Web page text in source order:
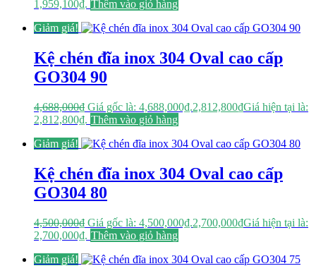
1,959,100₫. Thêm vào giỏ hàng
Giảm giá!
Kệ chén đĩa inox 304 Oval cao cấp
GO304 90
4,688,000₫ Giá gốc là: 4,688,000₫.2,812,800₫Giá hiện tại là:
2,812,800₫. Thêm vào giỏ hàng
Giảm giá!
Kệ chén đĩa inox 304 Oval cao cấp
GO304 80
4,500,000₫ Giá gốc là: 4,500,000₫.2,700,000₫Giá hiện tại là:
2,700,000₫. Thêm vào giỏ hàng
Giảm giá!